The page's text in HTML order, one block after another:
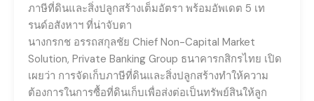
ภาษีที่ดินและสิ่งปลูกสร้างเต็มอัตรา พร้อมอัพเดต 5 เท
รนด์อสังหาฯ ที่น่าจับตา
นางกรกช อรรถสกุลชัย Chief Non-Capital Market
Solution, Private Banking Group ธนาคารกสิกรไทย เปิด
เผยว่า การจัดเก็บภาษีที่ดินและสิ่งปลูกสร้างทำให้ความ
ต้องการในการซื้อที่ดินเก็บเพื่อส่งต่อเป็นทรัพย์สินให้ลูก